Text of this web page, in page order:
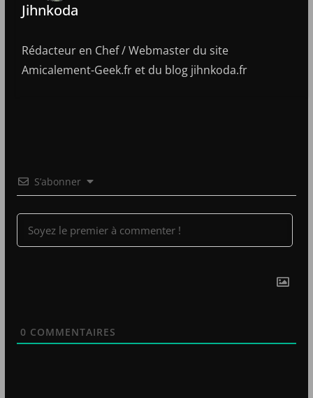
Jihnkoda
Rédacteur en Chef / Webmaster du site
Amicalement-Geek.fr et du blog jihnkoda.fr
S’abonner
0 COMMENTAIRES